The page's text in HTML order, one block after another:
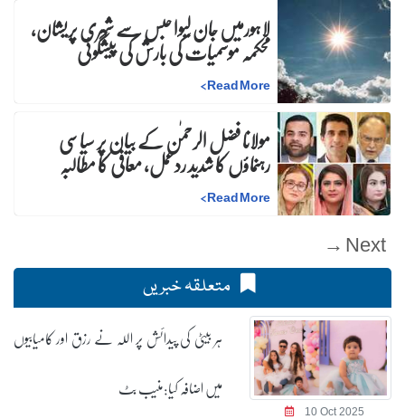
لاہورمیں جان لیوا حبس سے شہری پریشان،
محکمہ موسمیات کی بارش کی پیشگوئی
Read More
>
مولانا فضل الرحمٰن کے بیان پر سیاسی
رہنماؤں کا شدید ردعمل، معافی کا مطالبہ
Read More
>
Next →
متعلقہ خبریں
10 Oct 2025
ہر بیٹی کی پیدائش پر اللہ نے رزق اور کامیابیوں
میں اضافہ کیا:منیب بٹ